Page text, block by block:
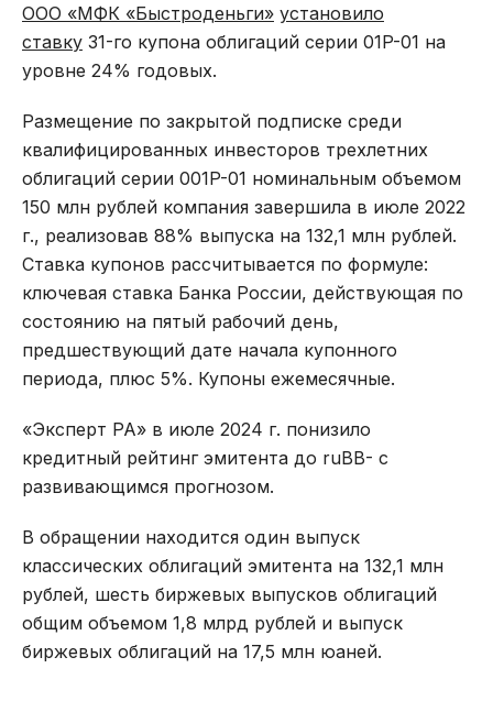
ООО «МФК «Быстроденьги» установило
ставку 31-го купона облигаций серии 01P-01 на
уровне 24% годовых.
Размещение по закрытой подписке среди
квалифицированных инвесторов трехлетних
облигаций серии 001P-01 номинальным объемом
150 млн рублей компания завершила в июле 2022
г., реализовав 88% выпуска на 132,1 млн рублей.
Ставка купонов рассчитывается по формуле:
ключевая ставка Банка России, действующая по
состоянию на пятый рабочий день,
предшествующий дате начала купонного
периода, плюс 5%. Купоны ежемесячные.
«Эксперт РА» в июле 2024 г. понизило
кредитный рейтинг эмитента до ruBB- с
развивающимся прогнозом.
В обращении находится один выпуск
классических облигаций эмитента на 132,1 млн
рублей, шесть биржевых выпусков облигаций
общим объемом 1,8 млрд рублей и выпуск
биржевых облигаций на 17,5 млн юаней.